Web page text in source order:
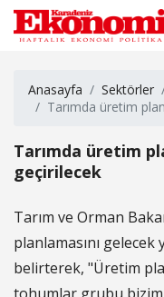
Anasayfa Sektörler
Tarımda üretim
Tarımda üretim
geçirilecek
Tarım ve Orman
planlamasını
belirterek, "Üretim